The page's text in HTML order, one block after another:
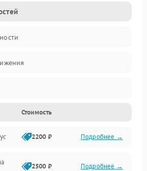
обеспечения
Стоимость
2200 ₽ Подробнее →
2500 ₽ Подробнее →